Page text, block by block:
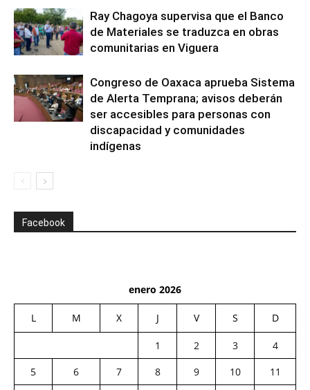
Ray Chagoya supervisa que el Banco
de Materiales se traduzca en obras
comunitarias en Viguera
Congreso de Oaxaca aprueba Sistema
de Alerta Temprana; avisos deberán
ser accesibles para personas con
discapacidad y comunidades
indígenas
Facebook
enero 2026
L M X J V S D
1 2 3
4
5
6 7 8 9 10
11